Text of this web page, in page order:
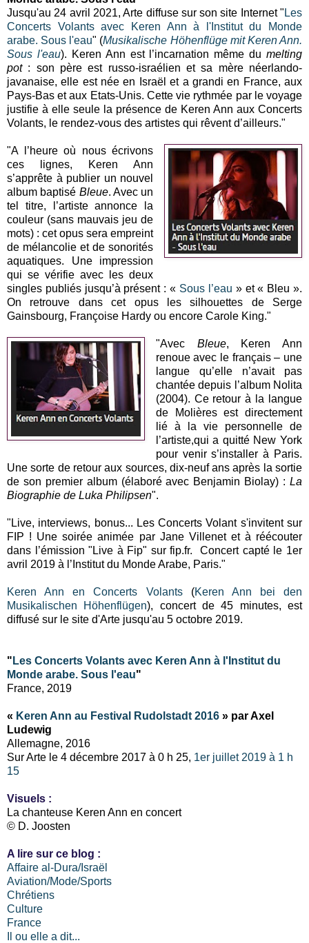
Jusqu'au 24 avril 2021, Arte diffuse sur son site Internet " Les
Concerts Volants avec Keren Ann à l'Institut du Monde
arabe. Sous l'eau" (Musikalische Höhenflüge mit Keren Ann.
Sous l'eau). Keren Ann est l’incarnation même du melting
pot: son père est russo-israélien et sa mère néerlando-
javanaise, elle est née en Israël et a grandi en France, aux
Pays-Bas et aux Etats-Unis. Cette vie rythmée par le voyage
justifie à elle seule la présence de Keren Ann aux Concerts
Volants, le rendez-vous des artistes qui rêvent d’ailleurs."
"A l’heure où nous écrivons
ces lignes, Keren Ann
s’apprête à publier un nouvel
album baptisé Bleue. Avec un
tel titre, l’artiste annonce la
couleur (sans mauvais jeu de
mots) : cet opus sera empreint
de mélancolie et de sonorités
aquatiques. Une impression
qui se vérifie avec les deux
singles publiés jusqu’à présent : « Sous l’eau » et « Bleu ».
On retrouve dans cet opus les silhouettes de Serge
Gainsbourg, Françoise Hardy ou encore Carole King."
"Avec Bleue, Keren Ann
renoue avec le français – une
langue qu’elle n’avait pas
chantée depuis l’album Nolita
(2004). Ce retour à la langue
de Molières est directement
lié à la vie personnelle de
l’artiste,qui a quitté New York
pour venir s’installer à Paris.
Une sorte de retour aux sources, dix-neuf ans après la sortie
de son premier album (élaboré avec Benjamin Biolay) : La
Biographie de Luka Philipsen".
"Live, interviews, bonus... Les Concerts Volant s'invitent sur
FIP ! Une soirée animée par Jane Villenet et à réécouter
dans l’émission "Live à Fip" sur fip.fr. Concert capté le 1er
avril 2019 à l’Institut du Monde Arabe, Paris."
Keren Ann en Concerts Volants(Keren Ann bei den
Musikalischen Höhenflügen), concert de 45 minutes, est
diffusé sur le site d'Arte jusqu'au 5 octobre 2019.
" Les Concerts Volants avec Keren Ann à l'Institut du
Monde arabe. Sous l'eau"
France, 2019
« Keren Ann au Festival Rudolstadt 2016 » par Axel
Ludewig
Allemagne, 2016
Sur Arte le 4 décembre 2017 à 0 h 25, 1er juillet 2019 à 1 h
15
Visuels :
La chanteuse Keren Ann en concert
© D. Joosten
A lire sur ce blog :
Affaire al-Dura/Israël
Aviation/Mode/Sports
Chrétiens
Culture
France
Il ou elle a dit...